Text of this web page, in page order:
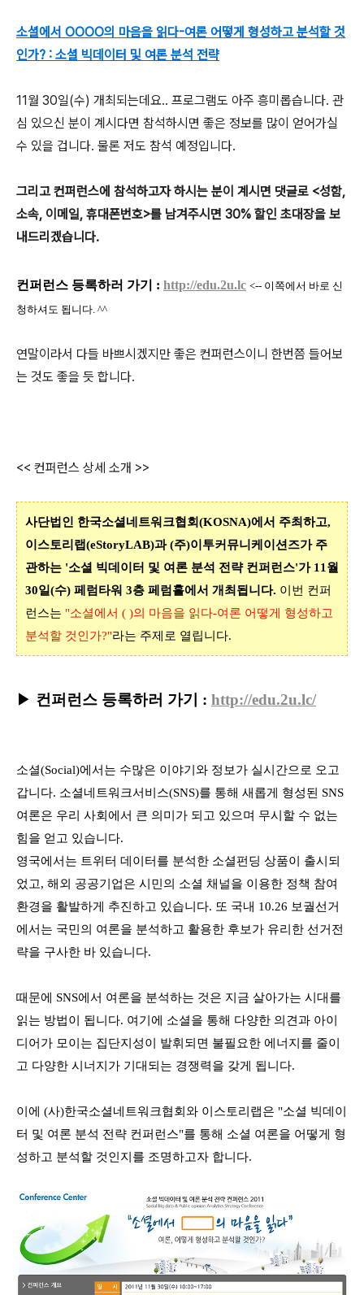
소셜에서 OOOO의 마음을 읽다-여론 어떻게 형성하고 분석할 것
인가? : 소셜 빅데이터 및 여론 분석 전략
11월 30일(수) 개최되는데요.. 프로그램도 아주 흥미롭습니다. 관
심 있으신 분이 계시다면 참석하시면 좋은 정보를 많이 얻어가실
수 있을 겁니다. 물론 저도 참석 예정입니다.
그리고 컨퍼런스에 참석하고자 하시는 분이 계시면 댓글로 <성함,
소속, 이메일, 휴대폰번호>를 남겨주시면 30% 할인 초대장을 보
내드리겠습니다.
컨퍼런스 등록하러 가기 : http://edu.2u.lc <-- 이쪽에서 바로 신
청하셔도 됩니다. ^^
연말이라서 다들 바쁘시겠지만 좋은 컨퍼런스이니 한번쯤 들어보
는 것도 좋을 듯 합니다.
<< 컨퍼런스 상세 소개 >>
사단법인 한국소셜네트워크협회(KOSNA)에서 주최하고,
이스토리랩(eStoryLAB)과 (주)이투커뮤니케이션즈가 주
관하는 '소셜 빅데이터 및 여론 분석 전략 컨퍼런스'가 11월
30일(수) 페럼타워 3층 페럼홀에서 개최됩니다. 이번 컨퍼
런스는 "소셜에서 ( )의 마음을 읽다-여론 어떻게 형성하고
분석할 것인가?"라는 주제로 열립니다.
▶ 컨퍼런스 등록하러 가기 : http://edu.2u.lc/
소셜(Social)에서는 수많은 이야기와 정보가 실시간으로 오고
갑니다. 소셜네트워크서비스(SNS)를 통해 새롭게 형성된 SNS
여론은 우리 사회에서 큰 의미가 되고 있으며 무시할 수 없는
힘을 얻고 있습니다.
영국에서는 트위터 데이터를 분석한 소셜펀딩 상품이 출시되
었고, 해외 공공기업은 시민의 소셜 채널을 이용한 정책 참여
환경을 활발하게 추진하고 있습니다. 또 국내 10.26 보궐선거
에서는 국민의 여론을 분석하고 활용한 후보가 유리한 선거전
략을 구사한 바 있습니다.
때문에 SNS에서 여론을 분석하는 것은 지금 살아가는 시대를
읽는 방법이 됩니다. 여기에 소셜을 통해 다양한 의견과 아이
디어가 모이는 집단지성이 발휘되면 불필요한 에너지를 줄이
고 다양한 시너지가 기대되는 경쟁력을 갖게 됩니다.
이에 (사)한국소셜네트워크협회와 이스토리랩은 "소셜 빅데이
터 및 여론 분석 전략 컨퍼런스"를 통해 소셜 여론을 어떻게 형
성하고 분석할 것인지를 조명하고자 합니다.